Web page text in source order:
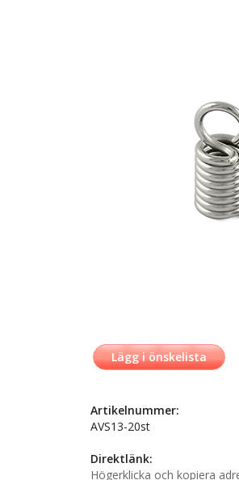
Lägg i önskelista
Artikelnummer:
AVS13-20st
Direktlänk:
Högerklicka och kopiera